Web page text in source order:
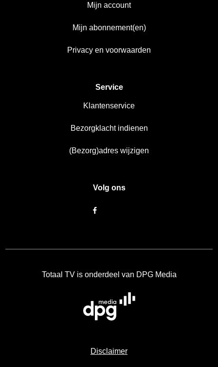
Mijn account
Mijn abonnement(en)
Privacy en voorwaarden
Service
Klantenservice
Bezorgklacht indienen
(Bezorg)adres wijzigen
Volg ons
Totaal TV is onderdeel van DPG Media
Disclaimer